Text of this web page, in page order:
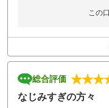
この
総合評価
なじみすぎの方々